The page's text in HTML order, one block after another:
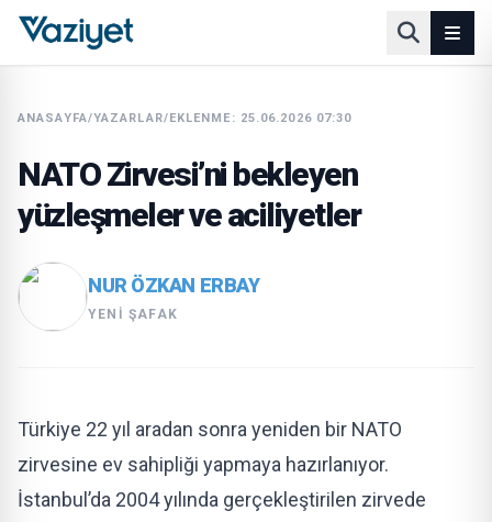
ANASAYFA/YAZARLAR/EKLENME: 25.06.2026 07:30
NATO Zirvesi’ni bekleyen
yüzleşmeler ve aciliyetler
NUR ÖZKAN ERBAY
YENI ŞAFAK
Türkiye 22 yıl aradan sonra yeniden bir NATO
zirvesine ev sahipliği yapmaya hazırlanıyor.
İstanbul’da 2004 yılında gerçekleştirilen zirvede